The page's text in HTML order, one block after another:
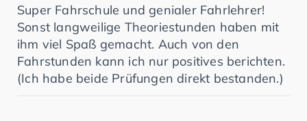
Super Fahrschule und genialer Fahrlehrer!
Sonst langweilige Theoriestunden haben mit
ihm viel Spaß gemacht. Auch von den
Fahrstunden kann ich nur positives berichten.
(Ich habe beide Prüfungen direkt bestanden.)